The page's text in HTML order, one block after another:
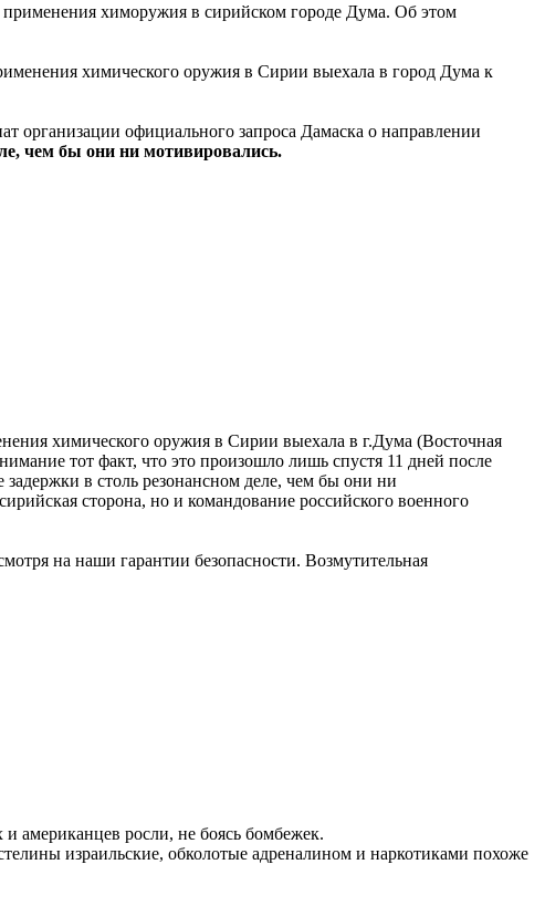
химоружия в сирийском городе Дума. Об этом
химического оружия в Сирии выехала в город Дума к
организации официального запроса Дамаска о направлении
чем бы они ни мотивировались.
химического оружия в Сирии выехала в г.Дума (Восточная
тот факт, что это произошло лишь спустя 11 дней после
в столь резонансном деле, чем бы они ни
сторона, но и командование российского военного
на наши гарантии безопасности. Возмутительная
американцев росли, не боясь бомбежек.
израильские, обколотые адреналином и наркотиками похоже